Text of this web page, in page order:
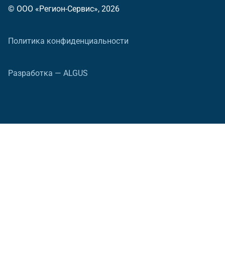
© ООО «Регион-Сервис», 2026
Политика конфиденциальности
Разработка — ALGUS